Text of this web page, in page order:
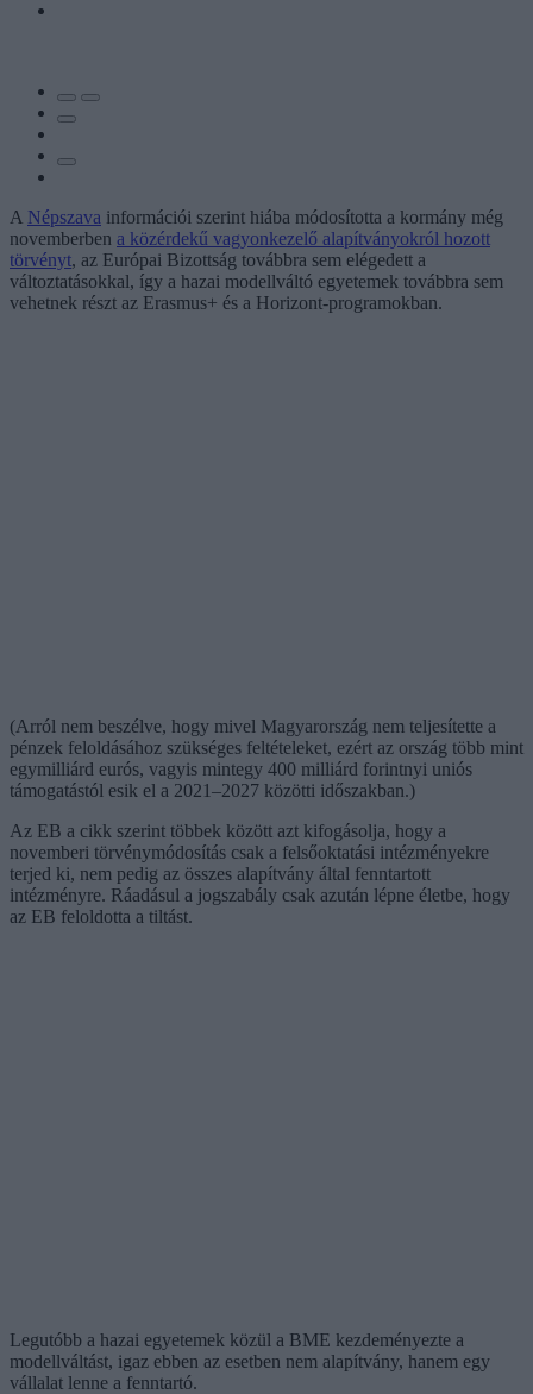
A Népszava információi szerint hiába módosította a kormány még
novemberben a közérdekű vagyonkezelő alapítványokról hozott
törvényt, az Európai Bizottság továbbra sem elégedett a
változtatásokkal, így a hazai modellváltó egyetemek továbbra sem
vehetnek részt az Erasmus+ és a Horizont-programokban.
(Arról nem beszélve, hogy mivel Magyarország nem teljesítette a
pénzek feloldásához szükséges feltételeket, ezért az ország több mint
egymilliárd eurós, vagyis mintegy 400 milliárd forintnyi uniós
támogatástól esik el a 2021–2027 közötti időszakban.)
Az EB a cikk szerint többek között azt kifogásolja, hogy a
novemberi törvénymódosítás csak a felsőoktatási intézményekre
terjed ki, nem pedig az összes alapítvány által fenntartott
intézményre. Ráadásul a jogszabály csak azután lépne életbe, hogy
az EB feloldotta a tiltást.
Legutóbb a hazai egyetemek közül a BME kezdeményezte a
modellváltást, igaz ebben az esetben nem alapítvány, hanem egy
vállalat lenne a fenntartó.